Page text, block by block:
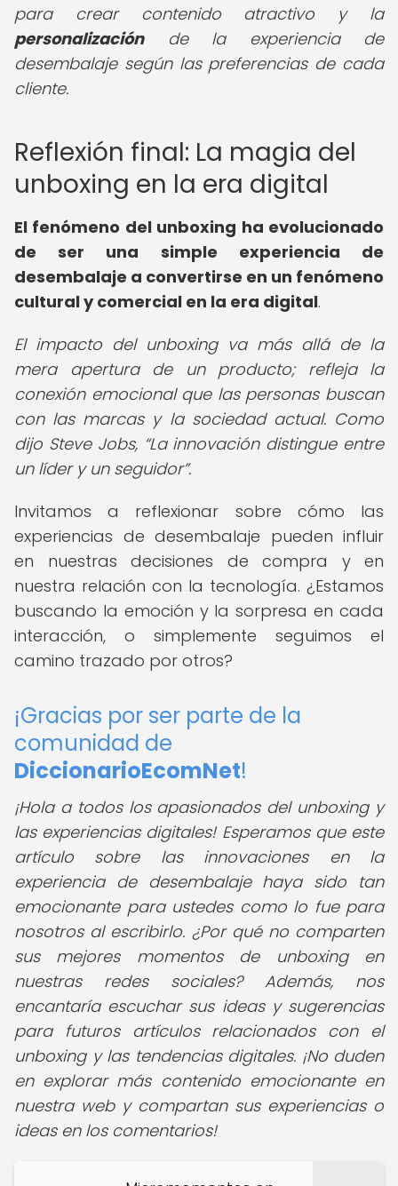
para crear contenido atractivo y la
personalizaciónde la experiencia de
desembalaje según las preferencias de cada
cliente.
Reflexión final: La magia del
unboxing en la era digital
El fenómeno del unboxing ha evolucionado
de ser una simple experiencia de
desembalaje a convertirse en un fenómeno
cultural y comercial en la era digital.
El impacto del unboxing va más allá de la
mera apertura de un producto; refleja la
conexión emocional que las personas buscan
con las marcas y la sociedad actual. Como
dijo Steve Jobs, La innovación distingue entre
un líder y un seguidor .
Invitamos a reflexionar sobre cómo las
experiencias de desembalaje pueden influir
en nuestras decisiones de compra y en
nuestra relación con la tecnología. ¿Estamos
buscando la emoción y la sorpresa en cada
interacción, o simplemente seguimos el
camino trazado por otros?
¡Gracias por ser parte de la
comunidad de
DiccionarioEcomNet!
¡Hola a todos los apasionados del unboxing y
las experiencias digitales! Esperamos que este
artículo sobre las innovaciones en la
experiencia de desembalaje haya sido tan
emocionante para ustedes como lo fue para
nosotros al escribirlo. ¿Por qué no comparten
sus mejores momentos de unboxing en
nuestras redes sociales? Además, nos
encantaría escuchar sus ideas y sugerencias
para futuros artículos relacionados con el
unboxing y las tendencias digitales. ¡No duden
en explorar más contenido emocionante en
nuestra web y compartan sus experiencias o
ideas en los comentarios!